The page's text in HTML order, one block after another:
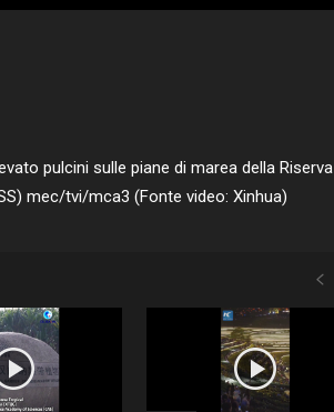
pulcini sulle piane di marea della Riserva
mec/tvi/mca3 (Fonte video: Xinhua)